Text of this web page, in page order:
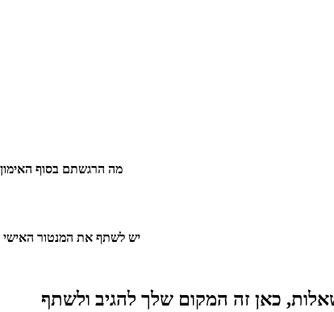
מה הרגשתם בסוף
יש לשתף את המנטור
כאן זה המקום שלך להגיב ולשתף